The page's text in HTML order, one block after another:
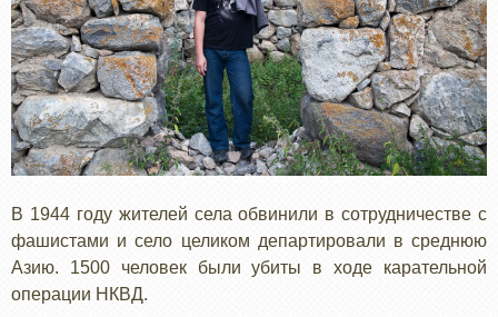
В 1944 году жителей села обвинили в сотрудничестве с
фашистами и село целиком департировали в среднюю
Азию. 1500 человек были убиты в ходе карательной
операции НКВД.